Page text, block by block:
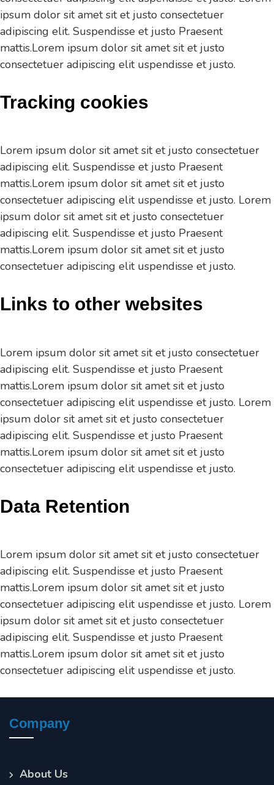
ipsum dolor sit amet sit et justo consectetuer
adipiscing elit. Suspendisse et justo Praesent
mattis.Lorem ipsum dolor sit amet sit et justo
consectetuer adipiscing elit uspendisse et justo.
Tracking cookies
Lorem ipsum dolor sit amet sit et justo consectetuer
adipiscing elit. Suspendisse et justo Praesent
mattis.Lorem ipsum dolor sit amet sit et justo
consectetuer adipiscing elit uspendisse et justo. Lorem
ipsum dolor sit amet sit et justo consectetuer
adipiscing elit. Suspendisse et justo Praesent
mattis.Lorem ipsum dolor sit amet sit et justo
consectetuer adipiscing elit uspendisse et justo.
Links to other websites
Lorem ipsum dolor sit amet sit et justo consectetuer
adipiscing elit. Suspendisse et justo Praesent
mattis.Lorem ipsum dolor sit amet sit et justo
consectetuer adipiscing elit uspendisse et justo. Lorem
ipsum dolor sit amet sit et justo consectetuer
adipiscing elit. Suspendisse et justo Praesent
mattis.Lorem ipsum dolor sit amet sit et justo
consectetuer adipiscing elit uspendisse et justo.
Data Retention
Lorem ipsum dolor sit amet sit et justo consectetuer
adipiscing elit. Suspendisse et justo Praesent
mattis.Lorem ipsum dolor sit amet sit et justo
consectetuer adipiscing elit uspendisse et justo. Lorem
ipsum dolor sit amet sit et justo consectetuer
adipiscing elit. Suspendisse et justo Praesent
mattis.Lorem ipsum dolor sit amet sit et justo
consectetuer adipiscing elit uspendisse et justo.
Company
About Us